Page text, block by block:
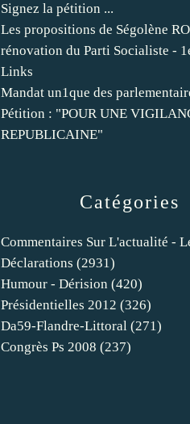
Catégories
Commentaires Sur L'actualité -
Déclarations (2931)
Humour - Dérision (420)
Présidentielles 2012 (326)
Da59-Flandre-Littoral (271)
Congrès Ps 2008 (237)
Signez la pétition ...
Les propositions de Ségolène
rénovation du Parti Socialiste -
Links
Mandat un1que des
Pétition : "POUR UNE
REPUBLICAINE"